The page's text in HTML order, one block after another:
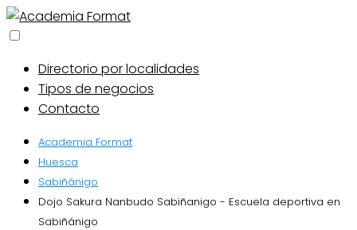
Directorio por localidades
Tipos de negocios
Contacto
Academia Format
Huesca
Sabiñánigo
Dojo Sakura Nanbudo Sabiñanigo - Escuela deportiva en
Sabiñánigo